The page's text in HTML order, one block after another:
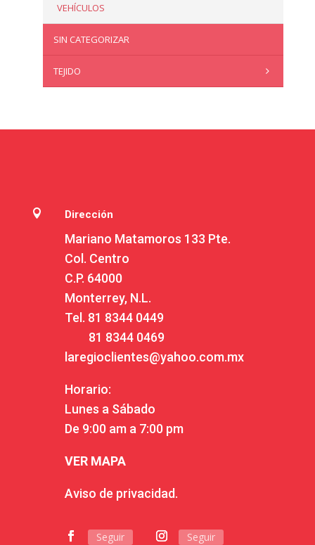
VEHÍCULOS
SIN CATEGORIZAR
TEJIDO
 Dirección
Mariano Matamoros 133 Pte.
Col. Centro
C.P. 64000
Monterrey, N.L.
Tel. 81 8344 0449
81 8344 0469
laregioclientes@yahoo.com.mx
Horario:
Lunes a Sábado
De 9:00 am a 7:00 pm
VER MAPA
Aviso de privacidad.
Seguir Seguir